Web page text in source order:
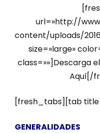
url=»http://
content/uploads/
size=»large»
class=»»]Descarga
Aquí[/
[fresh_tabs][tab
GENERALIDADES